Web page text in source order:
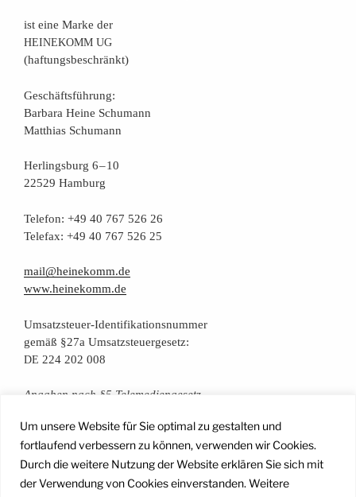
Um unsere Website für Sie optimal zu gestalten und
fortlaufend verbessern zu können, verwenden wir Cookies.
Durch die weitere Nutzung der Website erklären Sie sich mit
der Verwendung von Cookies einverstanden. Weitere
ist eine Mar­ke der
HEINEKOMM UG
(haf­tungs­be­schränkt)
Geschäfts­füh­rung:
Bar­ba­ra Hei­ne Schumann
Mat­thi­as Schumann
Her­lings­burg 6 – 10
22529 Hamburg
Tele­fon: +49 40 767 526 26
Tele­fax: +49 40 767 526 25
mail@heinekomm.de
www.heinekomm.de
Umsatz­steu­er-Iden­ti­fi­ka­ti­ons­num­mer
gemäß §27a Umsatzsteuergesetz:
DE 224 202 008
Anga­ben nach §5 Telemediengesetz
Daten­schutz­er­klä­rung